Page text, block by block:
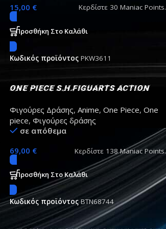
15,00 € Κερδίστε 30 Maniac Points.
Προσθήκη Στο Καλάθι
Κωδικός προϊόντος PKW3611
One Piece S.H.Figuarts Action
15cm
Φιγούρες Δράσης, Anime, One Piece, One
piece, Φιγούρες δράσης
σε απόθεμα
69,00 € Κερδίστε 138Maniac Points.
Προσθήκη Στο Καλάθι
Κωδικός προϊόντοςBTN68744